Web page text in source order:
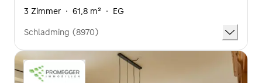
3 Zimmer · 61,8 m² · EG
Schladming (8970)